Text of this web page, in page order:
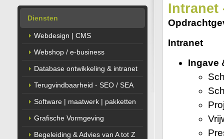
Diensten
Webdesign | CMS
Webshop / e-business
Database ontwikkeling & intranet
Terugvindbaarheid - SEO / SEA
Software | maatwerk | pakketten
Grafische Vormgeving
Begeleiding & Advies van A tot Z
Intranet
Intranet
Ingave